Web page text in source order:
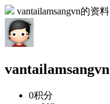
vantailamsangvn的资料
vantailamsangvn
0积分